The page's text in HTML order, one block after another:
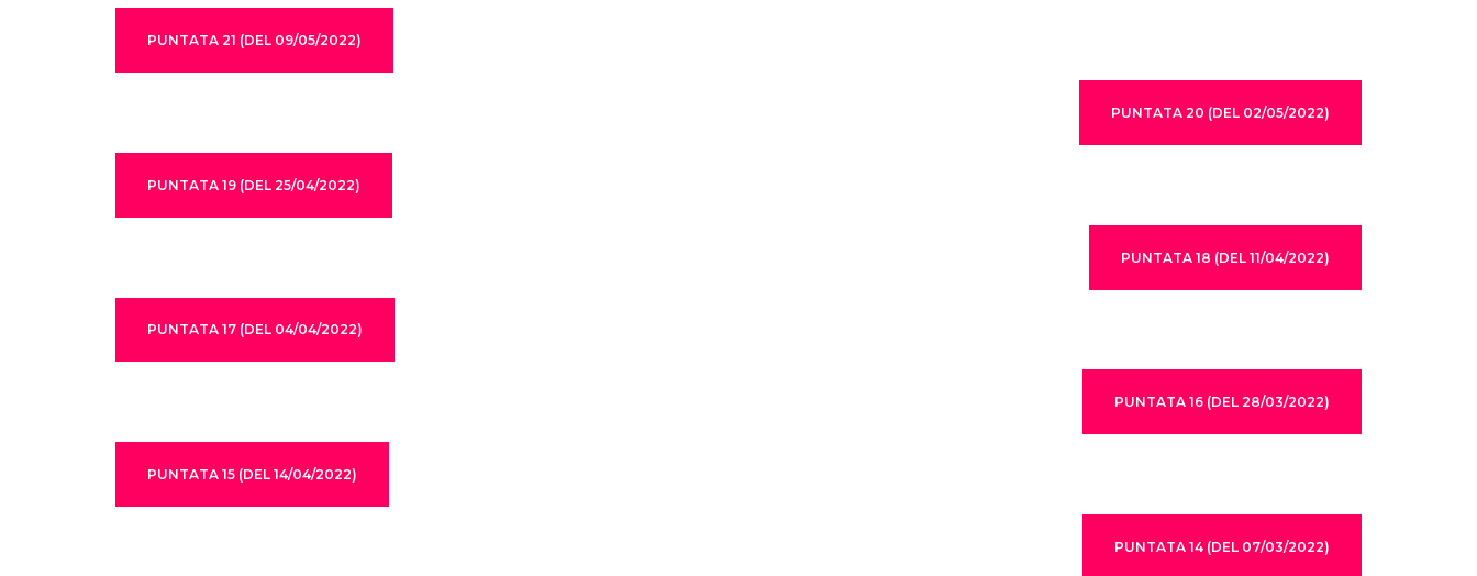
PUNTATA 21 (DEL 09/05/2022)
PUNTATA 20 (DEL 02/05/2022)
PUNTATA 19 (DEL 25/04/2022)
PUNTATA 18 (DEL 11/04/2022)
PUNTATA 17 (DEL 04/04/2022)
PUNTATA 16 (DEL 28/03/2022)
PUNTATA 15 (DEL 14/04/2022)
PUNTATA 14 (DEL 07/03/2022)